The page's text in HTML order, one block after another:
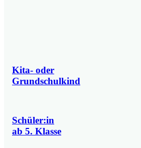
Kita- oder
Grundschulkind
Schüler:in
ab 5. Klasse